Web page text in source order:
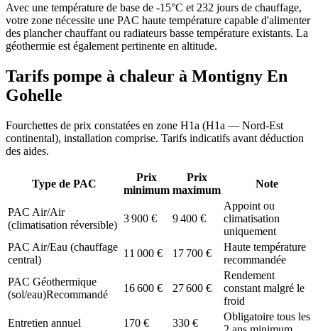
Avec une température de base de -15°C et 232 jours de chauffage,
votre zone nécessite une PAC haute température capable d'alimenter
des plancher chauffant ou radiateurs basse température existants. La
géothermie est également pertinente en altitude.
Tarifs pompe à chaleur à Montigny En
Gohelle
Fourchettes de prix constatées en zone H1a (H1a — Nord-Est
continental), installation comprise. Tarifs indicatifs avant déduction
des aides.
Type de PAC
Prix
minimum
Prix
maximum
Note
PAC Air/Air
(climatisation réversible)
3 900 € 9 400 €
Appoint ou
climatisation
uniquement
PAC Air/Eau (chauffage
central)
11 000 € 17 700 €
Haute température
recommandée
PAC Géothermique
(sol/eau)Recommandé
16 600 € 27 600 €
Rendement
constant malgré le
froid
Entretien annuel
170 € 330 €
Obligatoire tous les